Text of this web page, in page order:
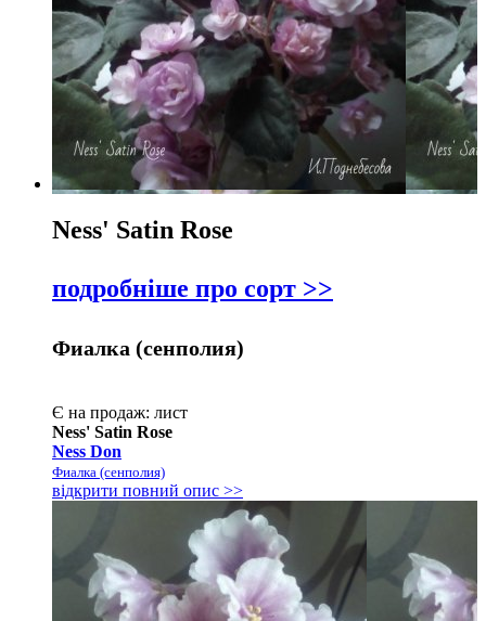
назвою Я-
Ness' Satin Rose
подробніше про сорт >>
Фиалка (сенполия)
Є на продаж: лист
Ness' Satin Rose
Ness Don
Фиалка (сенполия)
відкрити повний опис >>